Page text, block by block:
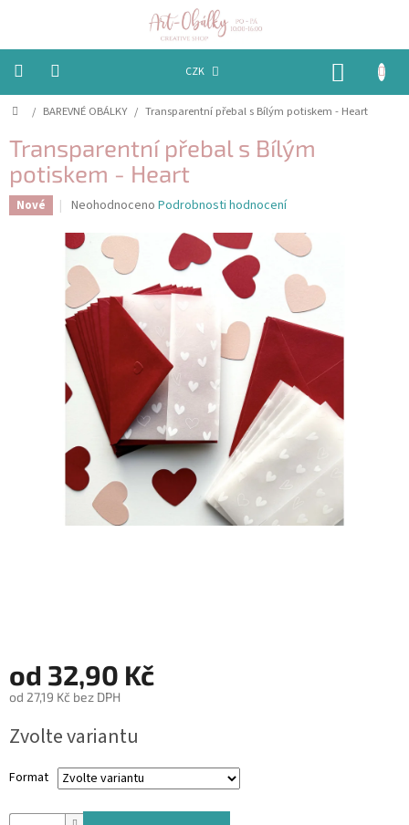
CZK
VÁNOCE
BAREVNÉ
OBÁLKY
PAPÍRY
EMBOSSING
ZAKÁZKOVÝ
POUKAZY
Domů
/ BAREVNÉ OBÁLKY / Transparentní přebal s Bílým potiskem - Heart
Transparentní přebal s Bílým
potiskem - Heart
Nové
Průměrné
produktu
je
0,0
z
5
hvězdiček.
Neohodnoceno Podrobnosti hodnocení
od 32,90 Kč
od 27,19 Kč bez DPH
cena:
Zvolte variantu
Format